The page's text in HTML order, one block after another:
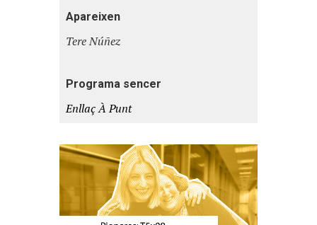
Apareixen
Tere Núñez
Programa sencer
Enllaç À Punt